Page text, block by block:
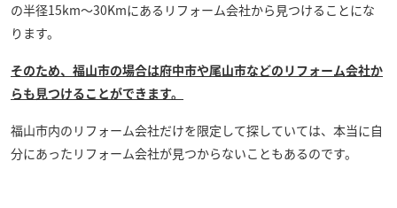
の半径15km～30Kmにあるリフォーム会社から見つけることにな
ります。
そのため、福山市の場合は府中市や尾山市などのリフォーム会社か
らも見つけることができます。
福山市内のリフォーム会社だけを限定して探していては、本当に自
分にあったリフォーム会社が見つからないこともあるのです。